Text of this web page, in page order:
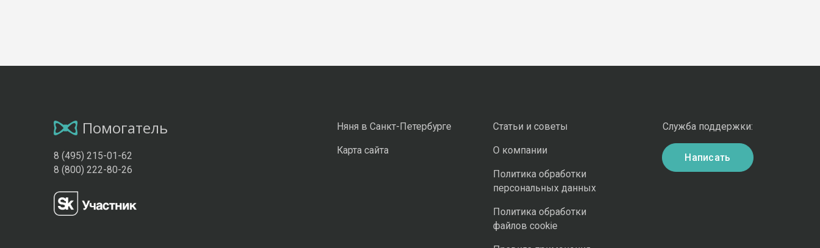
Помогатель
8 (495) 215-01-62
8 (800) 222-80-26
Няня в Санкт-Петербурге
Карта сайта
Статьи и советы
О компании
Политика обработки
персональных данных
Политика обработки
файлов cookie
Служба поддержки:
Написать